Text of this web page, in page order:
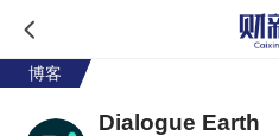
博客
Dialogue Earth